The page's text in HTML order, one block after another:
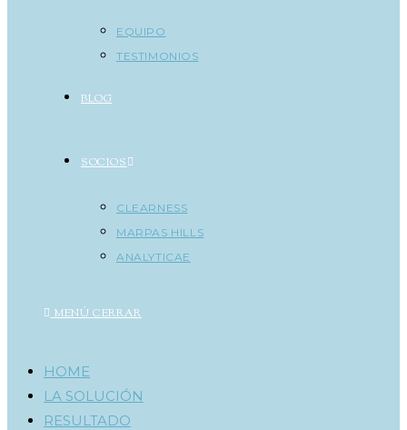
EQUIPO
TESTIMONIOS
BLOG
SOCIOS
CLEARNESS
MARPAS HILLS
ANALYTICAE
MENÚ CERRAR
HOME
LA SOLUCIÓN
RESULTADO